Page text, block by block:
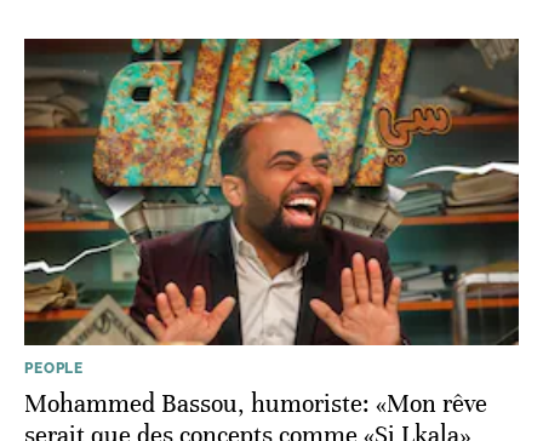
PEOPLE
Mohammed Bassou, humoriste: «Mon rêve